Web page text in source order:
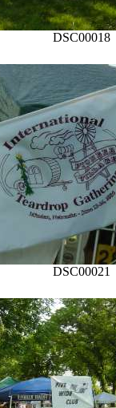
DSC00018
DSC00021